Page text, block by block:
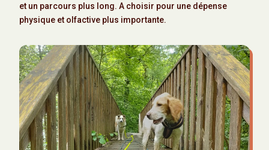
et un parcours plus long. A choisir pour une dépense
physique et olfactive plus importante.